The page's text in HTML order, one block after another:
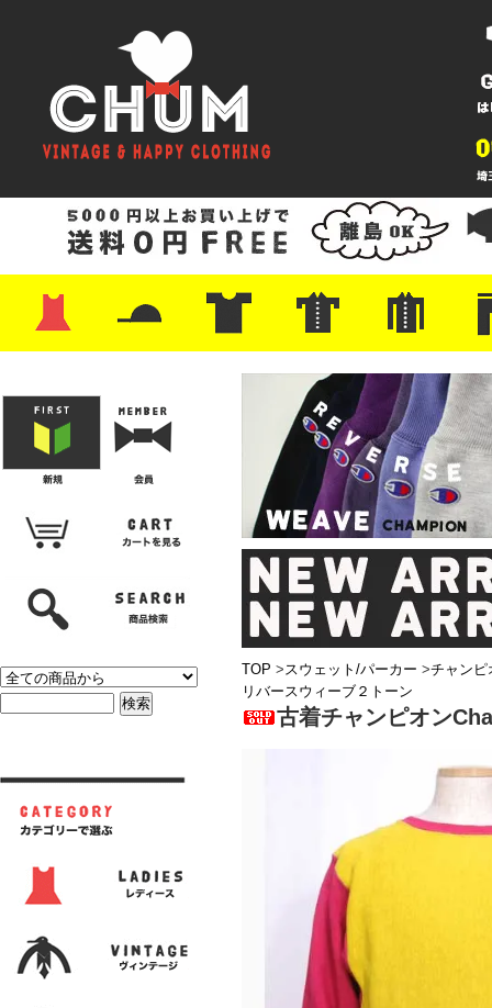
・レザーシューズ/スニーカー
・プリントTシャツ
・バンド/ツアー
・キャラクター
・Nike/adidas/スポーツ
・チャンピオン
・サーフ/スケート
・ボーダー/総柄/無地
・フットボール/リンガー
・タンクトップ/NBA・ポロシャツ
・半袖シャツ
・アロハ/サーフ/ボーリング
・ラルフ/ブランド
・無地/チェック/ストラ
・ワーク/ミリタリー/ウ
・ネル/ウール ・ショ
・アウ
・ジー
・
・ミリ
・コー
・コッ
・オー
・ジャ
ン
TOP >スウェット/パーカー >チャンピ
リバースウィーブ２トーン
古着チャンピオン